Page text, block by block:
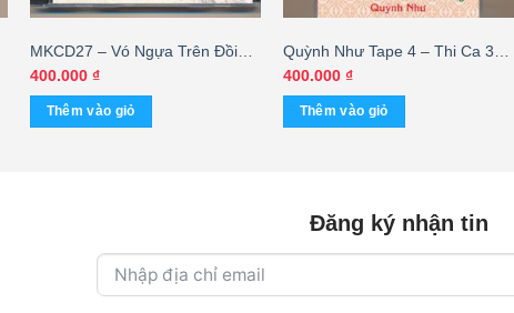
MKCD27 – Vó Ngựa Trên Đồi
Cỏ Non (Nimbus, bìa in vi tính,
trầy) KGVHC – cái
400.000 ₫
Thêm vào giỏ
Quỳnh Như Tape 4 – Thi Ca 3
Miền (KGTUS) – cái
400.000 ₫
Thêm vào giỏ
Đăng ký nhận tin